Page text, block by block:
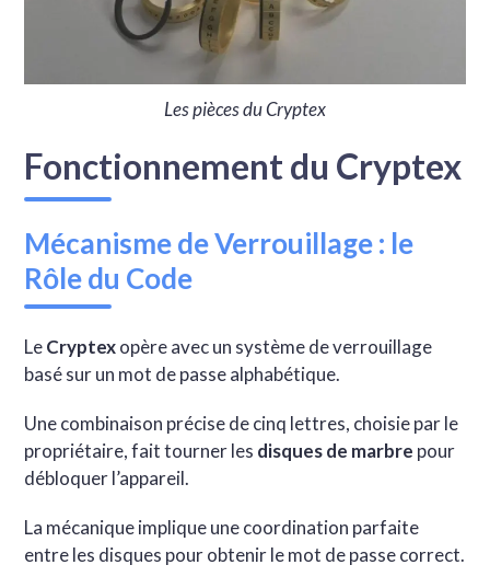
Les pièces du Cryptex
Fonctionnement du Cryptex
Mécanisme de Verrouillage : le
Rôle du Code
LeCryptexopère avec un système de verrouillage
basé sur un mot de passe alphabétique.
Une combinaison précise de cinq lettres, choisie par le
propriétaire, fait tourner les disques de marbre pour
débloquer l’appareil.
La mécanique implique une coordination parfaite
entre les disques pour obtenir le mot de passe correct.